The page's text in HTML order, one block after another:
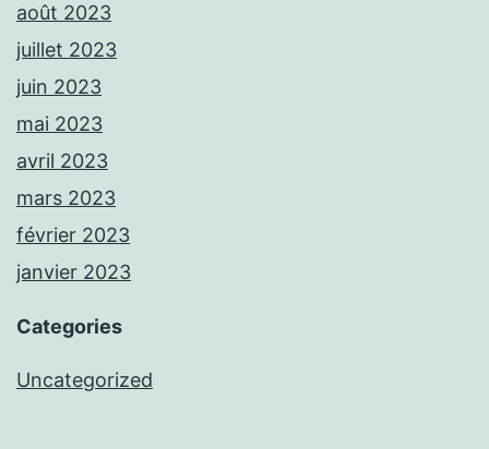
août 2023
juillet 2023
juin 2023
mai 2023
avril 2023
mars 2023
février 2023
janvier 2023
Categories
Uncategorized